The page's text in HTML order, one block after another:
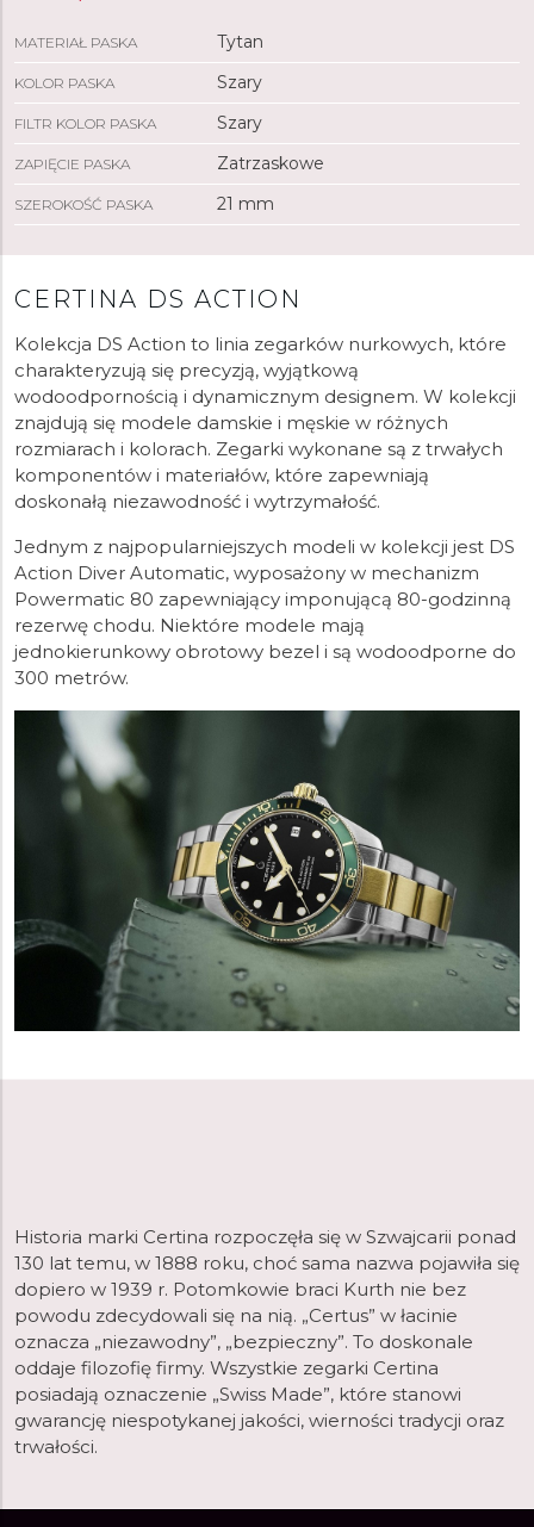
MATERIAŁ PASKA Tytan
KOLOR PASKA Szary
FILTR KOLOR PASKA Szary
ZAPIĘCIE PASKA Zatrzaskowe
SZEROKOŚĆ PASKA 21 mm
CERTINA DS ACTION
Kolekcja DS Action to linia zegarków nurkowych, które
charakteryzują się precyzją, wyjątkową
wodoodpornością i dynamicznym designem. W kolekcji
znajdują się modele damskie i męskie w różnych
rozmiarach i kolorach. Zegarki wykonane są z trwałych
komponentów i materiałów, które zapewniają
doskonałą niezawodność i wytrzymałość.
Jednym z najpopularniejszych modeli w kolekcji jest DS
Action Diver Automatic, wyposażony w mechanizm
Powermatic 80 zapewniający imponującą 80-godzinną
rezerwę chodu. Niektóre modele mają
jednokierunkowy obrotowy bezel i są wodoodporne do
300 metrów.
Historia marki Certina rozpoczęła się w Szwajcarii ponad
130 lat temu, w 1888 roku, choć sama nazwa pojawiła się
dopiero w 1939 r. Potomkowie braci Kurth nie bez
powodu zdecydowali się na nią. „Certus” w łacinie
oznacza „niezawodny”, „bezpieczny”. To doskonale
oddaje filozofię firmy. Wszystkie zegarki Certina
posiadają oznaczenie „Swiss Made”, które stanowi
gwarancję niespotykanej jakości, wierności tradycji oraz
trwałości.